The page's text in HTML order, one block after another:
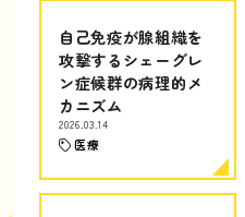
自己免疫が腺組織を
攻撃するシェーグレ
ン症候群の病理的メ
カニズム
2026.03.14
医療